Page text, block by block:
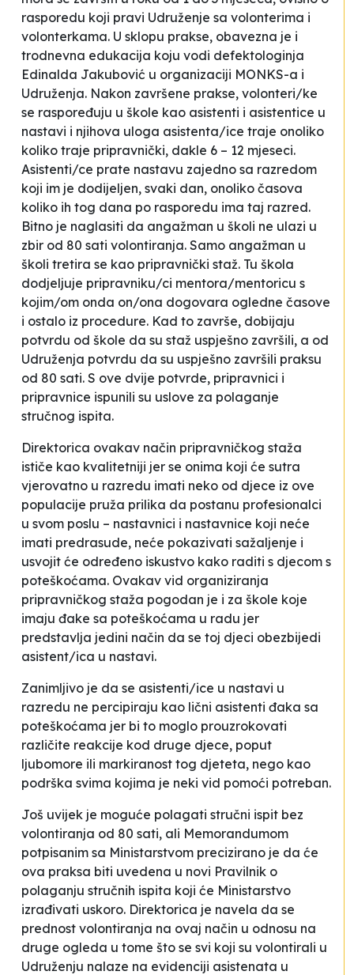
rasporedu koji pravi Udruženje sa volonterima i
volonterkama. U sklopu prakse, obavezna je i
trodnevna edukacija koju vodi defektologinja
Edinalda Jakubović u organizaciji MONKS-a i
Udruženja. Nakon završene prakse, volonteri/ke
se raspoređuju u škole kao asistenti i asistentice u
nastavi i njihova uloga asistenta/ice traje onoliko
koliko traje pripravnički, dakle 6 – 12 mjeseci.
Asistenti/ce prate nastavu zajedno sa razredom
koji im je dodijeljen, svaki dan, onoliko časova
koliko ih tog dana po rasporedu ima taj razred.
Bitno je naglasiti da angažman u školi ne ulazi u
zbir od 80 sati volontiranja. Samo angažman u
školi tretira se kao pripravnički staž. Tu škola
dodjeljuje pripravniku/ci mentora/mentoricu s
kojim/om onda on/ona dogovara ogledne časove
i ostalo iz procedure. Kad to završe, dobijaju
potvrdu od škole da su staž uspješno završili, a od
Udruženja potvrdu da su uspješno završili praksu
od 80 sati. S ove dvije potvrde, pripravnici i
pripravnice ispunili su uslove za polaganje
stručnog ispita.
Direktorica ovakav način pripravničkog staža
ističe kao kvalitetniji jer se onima koji će sutra
vjerovatno u razredu imati neko od djece iz ove
populacije pruža prilika da postanu profesionalci
u svom poslu – nastavnici i nastavnice koji neće
imati predrasude, neće pokazivati sažaljenje i
usvojit će određeno iskustvo kako raditi s djecom s
poteškoćama. Ovakav vid organiziranja
pripravničkog staža pogodan je i za škole koje
imaju đake sa poteškoćama u radu jer
predstavlja jedini način da se toj djeci obezbijedi
asistent/ica u nastavi.
Zanimljivo je da se asistenti/ice u nastavi u
razredu ne percipiraju kao lični asistenti đaka sa
poteškoćama jer bi to moglo prouzrokovati
različite reakcije kod druge djece, poput
ljubomore ili markiranost tog djeteta, nego kao
podrška svima kojima je neki vid pomoći potreban.
Još uvijek je moguće polagati stručni ispit bez
volontiranja od 80 sati, ali Memorandumom
potpisanim sa Ministarstvom precizirano je da će
ova praksa biti uvedena u novi Pravilnik o
polaganju stručnih ispita koji će Ministarstvo
izrađivati uskoro. Direktorica je navela da se
prednost volontiranja na ovaj način u odnosu na
druge ogleda u tome što se svi koji su volontirali u
Udruženju nalaze na evidenciji asistenata u